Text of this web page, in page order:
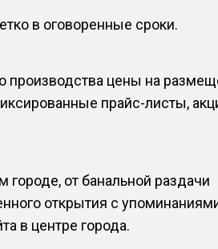
в оговоренные сроки.
производства цены на
прайс-листы,
от банальной раздачи
открытия с
в центре города.